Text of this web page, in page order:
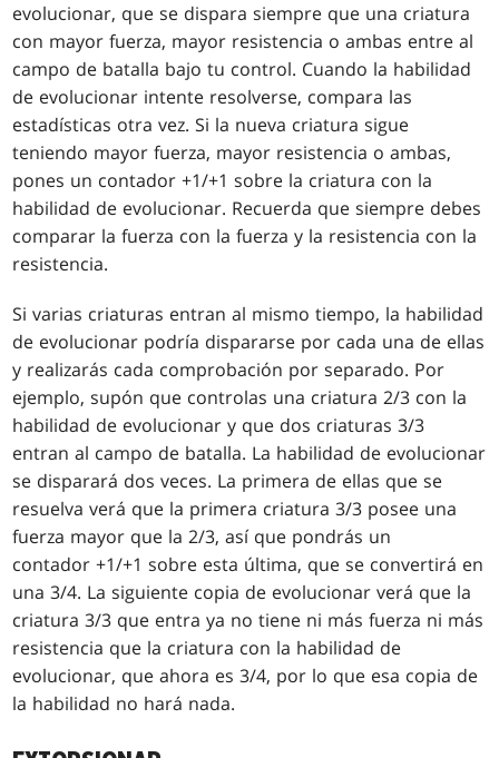
evolucionar, que se dispara siempre que una criatura
con mayor fuerza, mayor resistencia o ambas entre al
campo de batalla bajo tu control. Cuando la habilidad
de evolucionar intente resolverse, compara las
estadísticas otra vez. Si la nueva criatura sigue
teniendo mayor fuerza, mayor resistencia o ambas,
pones un contador +1/+1 sobre la criatura con la
habilidad de evolucionar. Recuerda que siempre debes
comparar la fuerza con la fuerza y la resistencia con la
resistencia.
Si varias criaturas entran al mismo tiempo, la habilidad
de evolucionar podría dispararse por cada una de ellas
y realizarás cada comprobación por separado. Por
ejemplo, supón que controlas una criatura 2/3 con la
habilidad de evolucionar y que dos criaturas 3/3
entran al campo de batalla. La habilidad de evolucionar
se disparará dos veces. La primera de ellas que se
resuelva verá que la primera criatura 3/3 posee una
fuerza mayor que la 2/3, así que pondrás un
contador +1/+1 sobre esta última, que se convertirá en
una 3/4. La siguiente copia de evolucionar verá que la
criatura 3/3 que entra ya no tiene ni más fuerza ni más
resistencia que la criatura con la habilidad de
evolucionar, que ahora es 3/4, por lo que esa copia de
la habilidad no hará nada.